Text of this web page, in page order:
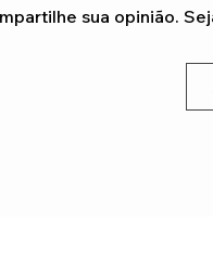
sua opinião.